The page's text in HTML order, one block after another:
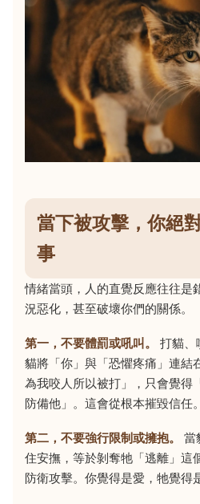
當下被攻擊，你絕
事
情緒當頭，人的直覺反應往往是
況惡化，甚至破壞你們的關係。
第一，不要體罰或吼叫。
打貓、
貓將「你」與「恐懼疼痛」連結
為我咬人所以被打」，只會覺得
防備他」。這會從根本摧毀信任。
第二，不要強行限制或擁抱。
當
住安撫，等於剝奪牠「逃離」這
防衛攻擊。你覺得是愛，牠覺得